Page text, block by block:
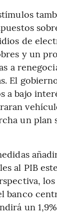
de
y un
a
El
a bajo
un plan
al PIB
los
banco
un